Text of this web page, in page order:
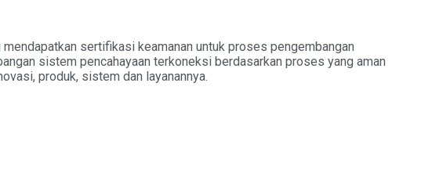
sertifikasi keamanan untuk proses pengembangan
sistem pencahayaan terkoneksi berdasarkan proses yang aman
produk, sistem dan layanannya.